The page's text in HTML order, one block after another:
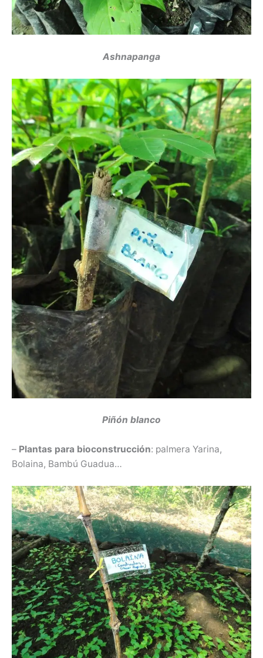
Ashnapanga
Piñón blanco
– Plantas para bioconstrucción: palmera Yarina,
Bolaina, Bambú Guadua…